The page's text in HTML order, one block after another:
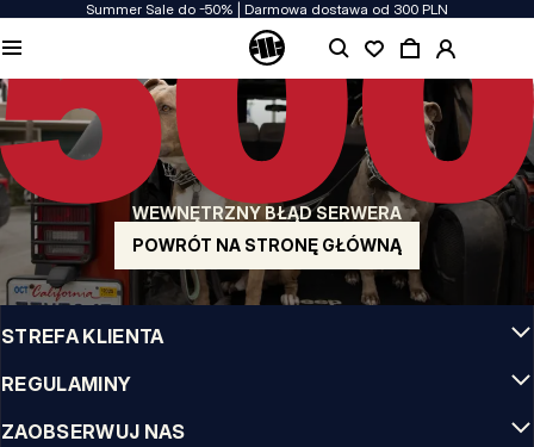
Summer Sale do -50% | Darmowa dostawa od 300 PLN
WEWNĘTRZNY BŁĄD SERWERA
POWRÓT NA STRONĘ GŁÓWNĄ
JAKOŚĆ TO DLA NAS PRIORYTET
Naszą odzież produkujemy z pasją! Nie idziemy na kompromis w kwestiach
wytrzymałości, długowieczności materiałów i dbałości o detal.
US ORIGIN
Nasze korzenie sięgają San Diego z poczatku lat 90-tych XX wieku. Nasz styl jest
surowy, autentyczny i stanowczy.
MARKA Z CHARAKTEREM
Nasze kolekcje wybierają sportowcy, fighterzy i uparci indywidualiści.
INFO
STREFA KLIENTA
REGULAMINY
ZAOBSERWUJ NAS